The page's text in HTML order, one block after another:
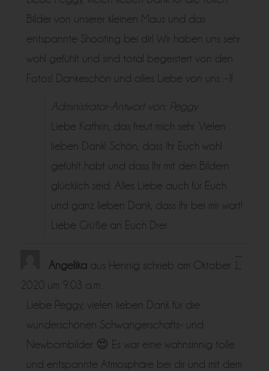
Bilder von unserer kleinen Maus und das
entspannte Shooting bei dir! Wir haben uns sehr
wohl gefühlt und sind total begeistert von den
Fotos! Dankeschön und alles Liebe von uns :-)!
Administrator-Antwort von: Peggy
Liebe Kathrin, das freut mich sehr. Vielen
lieben Dank! Schön, dass Ihr Euch wohl
gefühlt habt und dass Ihr mit den Bildern
glücklich seid. Alles Liebe auch für Euch
und ganz lieben Dank, dass Ihr bei mir wart!
Liebe Grüße an Euch Drei
Angelika aus Hennig schrieb am Oktober 1,
2020 um 9:03 a.m.
Liebe Peggy, vielen lieben Dank für die
wunderschönen Schwangerschafts- und
Newbornbilder 😍 Es war eine wahnsinnig tolle
und entspannte Atmosphäre bei dir und mit dem
...